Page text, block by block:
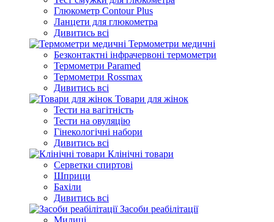
Глюкометр Contour Plus
Ланцети для глюкометра
Дивитись всі
Термометри медичні
Безконтактні інфрачервоні термометри
Термометри Paramed
Термометри Rossmax
Дивитись всі
Товари для жінок
Тести на вагітність
Тести на овуляцію
Гінекологічні набори
Дивитись всі
Клінічні товари
Серветки спиртові
Шприци
Бахіли
Дивитись всі
Засоби реабілітації
Милиці